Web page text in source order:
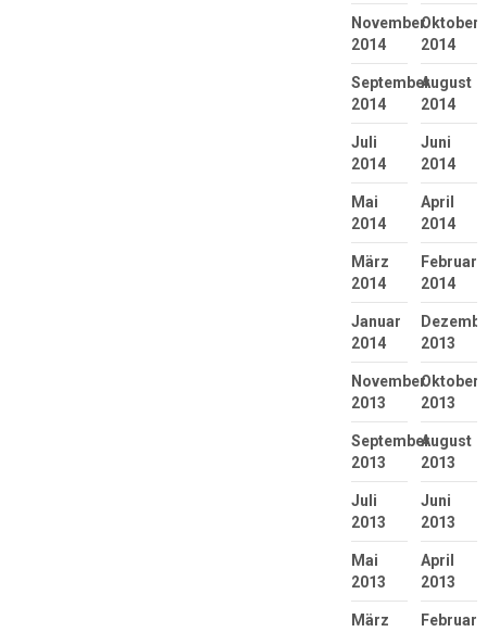
November
2014
Oktober
2014
September
2014
August
2014
Juli
2014
Juni
2014
Mai
2014
April
2014
März
2014
Februar
2014
Januar
2014
2013
November
2013
Oktober
2013
September
2013
August
2013
Juli
2013
Juni
2013
Mai
2013
April
2013
März
Februar